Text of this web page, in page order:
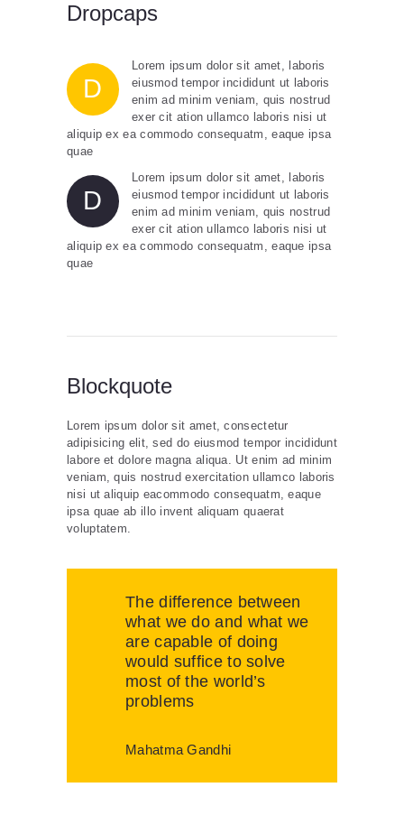
Dropcaps
D
Lorem ipsum dolor sit amet, laboris
eiusmod tempor incididunt ut laboris
enim ad minim veniam, quis nostrud
exer cit ation ullamco laboris nisi ut
aliquip ex ea commodo consequatm, eaque ipsa
quae
D
Lorem ipsum dolor sit amet, laboris
eiusmod tempor incididunt ut laboris
enim ad minim veniam, quis nostrud
exer cit ation ullamco laboris nisi ut
aliquip ex ea commodo consequatm, eaque ipsa
quae
Blockquote
Lorem ipsum dolor sit amet, consectetur
adipisicing elit, sed do eiusmod tempor incididunt
labore et dolore magna aliqua. Ut enim ad minim
veniam, quis nostrud exercitation ullamco laboris
nisi ut aliquip eacommodo consequatm, eaque
ipsa quae ab illo invent aliquam quaerat
voluptatem.
The difference between
what we do and what we
are capable of doing
would suffice to solve
most of the world’s
problems
Mahatma Gandhi